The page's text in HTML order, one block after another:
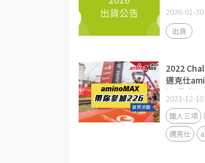
2026-01-30
出貨
2022
邁克仕
(已截止)
2021-12-18
鐵人三項
邁克仕